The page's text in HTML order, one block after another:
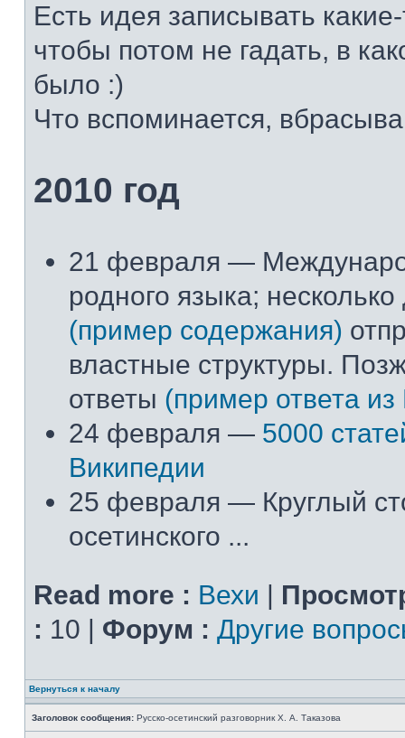
Есть идея записывать
чтобы потом не гадать, в
было :)
Что вспоминается,
2010 год
21 февраля —
родного языка;
(пример содержания)
властные структуры.
ответы (пример ответа
24 февраля — 5000
Википедии
25 февраля — Круглый
осетинского ...
Read more : Вехи |
: 10 | Форум : Другие
Вернуться к началу
Заголовок сообщения: Русско-осетинский разговорник Х. А. Таказова